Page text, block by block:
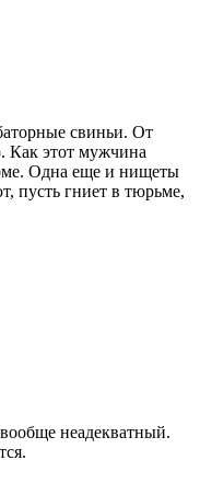
свиньи. От
Как этот мужчина
Одна еще и нищеты
пусть гниет в тюрьме,
неадекватный.